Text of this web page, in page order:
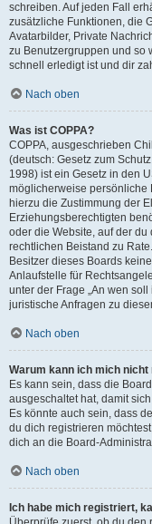
schreiben. Auf jeden Fall
zusätzliche Funktionen, die
Avatarbilder, Private
zu Benutzergruppen und so
schnell erledigt ist und dir
Nach oben
Was ist COPPA?
COPPA, ausgeschrieben
(deutsch: Gesetz zum
1998) ist ein Gesetz in den
möglicherweise persönliche
hierzu die Zustimmung der
Erziehungsberechtigten
oder die Website, auf der du
rechtlichen Beistand zu
Besitzer dieses Boards
Anlaufstelle für
unter der Frage „An wen
juristische Anfragen zu
Nach oben
Warum kann ich mich
Es kann sein, dass die
ausgeschaltet hat, damit
Es könnte auch sein, dass
du dich registrieren
dich an die Board-
Nach oben
Ich habe mich registriert,